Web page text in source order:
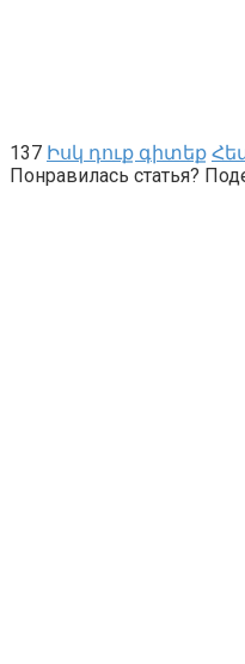
137 Իսկ դուք գիտեք
Понравилась статья?